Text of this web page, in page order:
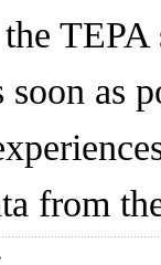
soon as
from